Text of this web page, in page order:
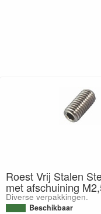
Roest Vrij Stalen
met afschuining
Diverse verpakkingen.
Beschikbaar